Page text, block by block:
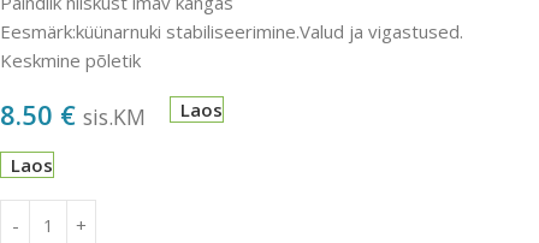
Eesmärk:küünarnuki stabiliseerimine.Valud ja vigastused.
Keskmine põletik
8.50 € sis.KM Laos
Laos